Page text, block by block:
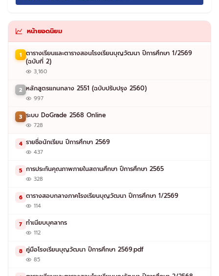
หน้ายอดนิยม
1 ตารางเรียนและตารางสอนโรงเรียนบุญวัฒนา ปีการศึกษา 1/2569
(ฉบับที่ 2)
3,160
2 หลักสูตรแกนกลาง 2551 (ฉบับปรับปรุง 2560)
997
3 ระบบ DoGrade 2568 Online
728
4 รายชื่อนักเรียน ปีการศึกษา 2569
437
5 การประกันคุณภาพภายในสถานศึกษา ปีการศึกษา 2565
328
6 ตารางสอบกลางภาคโรงเรียนบุญวัฒนา ปีการศึกษา 1/2569
114
7 ทำเนียบบุคลากร
112
8 คู่มือโรงเรียนบุญวัฒนา ปีการศึกษา 2569.pdf
85